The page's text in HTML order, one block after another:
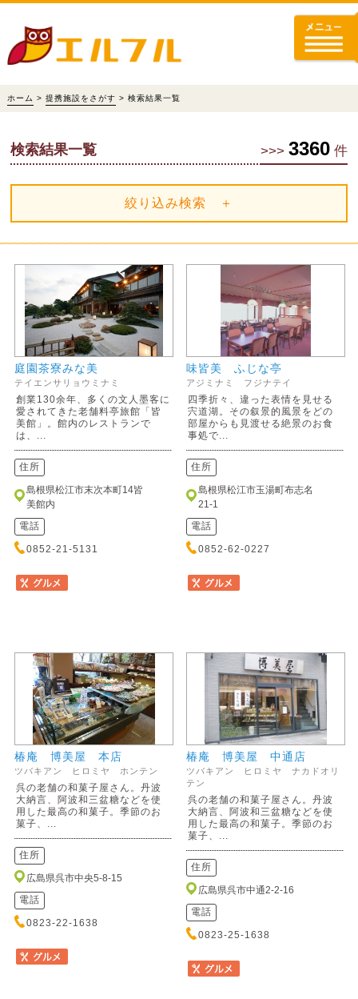
ホーム > 提携施設をさがす > 検索結果一覧
>>> 3360 件
検索結果一覧
絞り込み検索 ＋
庭園茶寮みな美
テイエンサリョウミナミ
創業130余年、多くの文人墨客に
愛されてきた老舗料亭旅館「皆
美館」。館内のレストランで
は、...
住所
島根県松江市末次本町14皆
美館内
電話
0852-21-5131
味皆美 ふじな亭
アジミナミ フジナテイ
四季折々、違った表情を見せる
宍道湖。その叙景的風景をどの
部屋からも見渡せる絶景のお食
事処で...
住所
島根県松江市玉湯町布志名
21-1
電話
0852-62-0227
椿庵 博美屋 本店
ツバキアン ヒロミヤ ホンテン
呉の老舗の和菓子屋さん。丹波
大納言、阿波和三盆糖などを使
用した最高の和菓子。季節のお
菓子、...
住所
広島県呉市中央5-8-15
電話
0823-22-1638
椿庵 博美屋 中通店
ツバキアン ヒロミヤ ナカドオリ
テン
呉の老舗の和菓子屋さん。丹波
大納言、阿波和三盆糖などを使
用した最高の和菓子。季節のお
菓子、...
住所
広島県呉市中通2-2-16
電話
0823-25-1638